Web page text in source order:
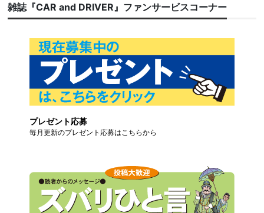
雑誌『CAR and DRIVER』ファンサービスコーナー
プレゼント応募
毎月更新のプレゼント応募はこちらから